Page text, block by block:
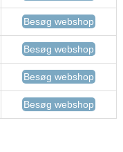
Besøg webshop
Besøg webshop
Besøg webshop
Besøg webshop